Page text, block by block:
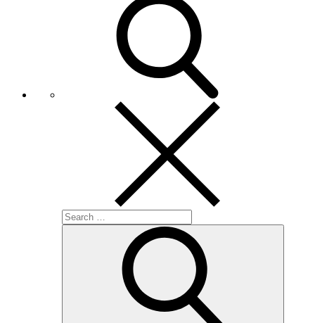
Search
for: